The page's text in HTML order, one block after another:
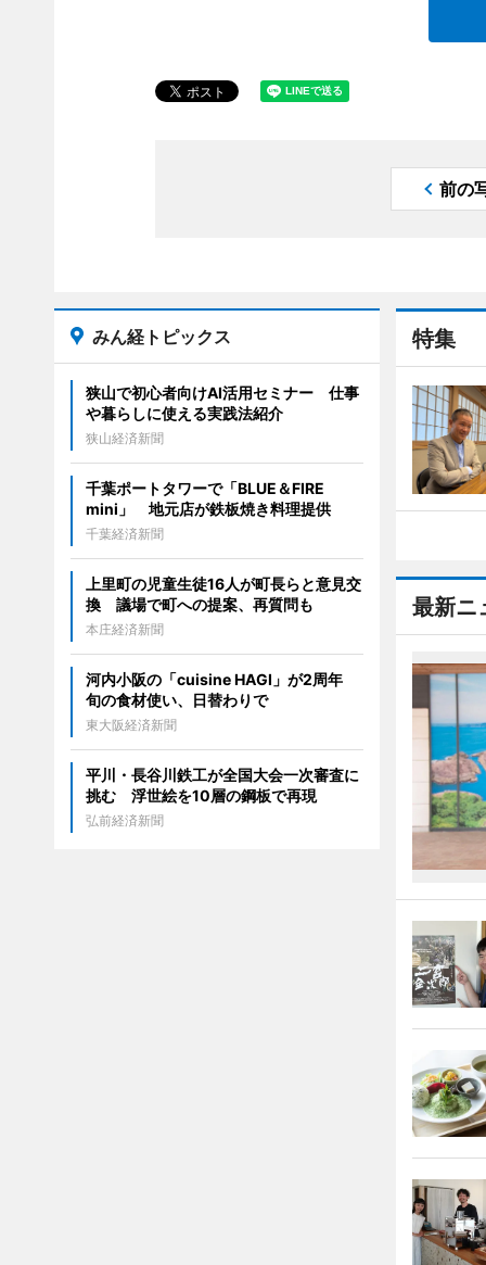
前の
特集
最新ニ
みん経トピックス
狭山で初心者向けAI活用セミナー 仕事
や暮らしに使える実践法紹介
狭山経済新聞
千葉ポートタワーで「BLUE＆FIRE
mini」 地元店が鉄板焼き料理提供
千葉経済新聞
上里町の児童生徒16人が町長らと意見交
換 議場で町への提案、再質問も
本庄経済新聞
河内小阪の「cuisine HAGI」が2周年
旬の食材使い、日替わりで
東大阪経済新聞
平川・長谷川鉄工が全国大会一次審査に
挑む 浮世絵を10層の鋼板で再現
弘前経済新聞